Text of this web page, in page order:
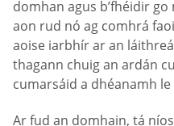
domhan agus b’fhéidir
aon rud nó ag comhrá
aoise iarbhír ar an
thagann chuig an ardán
cumarsáid a dhéanamh
Ar fud an domhain, tá